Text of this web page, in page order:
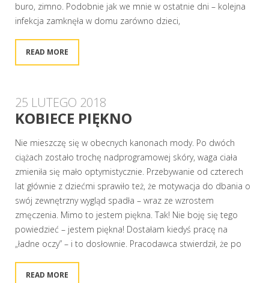
buro, zimno. Podobnie jak we mnie w ostatnie dni – kolejna
infekcja zamknęła w domu zarówno dzieci,
READ MORE
25 LUTEGO 2018
KOBIECE PIĘKNO
Nie mieszczę się w obecnych kanonach mody. Po dwóch
ciążach zostało trochę nadprogramowej skóry, waga ciała
zmieniła się mało optymistycznie. Przebywanie od czterech
lat głównie z dziećmi sprawiło też, że motywacja do dbania o
swój zewnętrzny wygląd spadła – wraz ze wzrostem
zmęczenia. Mimo to jestem piękna. Tak! Nie boję się tego
powiedzieć – jestem piękna! Dostałam kiedyś pracę na
„ładne oczy” – i to dosłownie. Pracodawca stwierdził, że po
READ MORE